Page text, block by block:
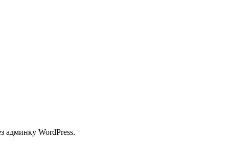
админку WordPress.